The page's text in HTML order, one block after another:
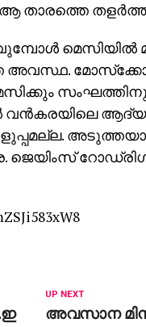
താരത്തെ
മെസിയില്‍
അവസ്ഥ.
ആദ്യ
UP NEXT
അവസാന